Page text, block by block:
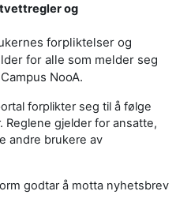
og
forpliktelser og
for alle som melder seg
NooA.
forplikter seg til å følge
gjelder for ansatte,
andre brukere av
godtar å motta nyhetsbrev